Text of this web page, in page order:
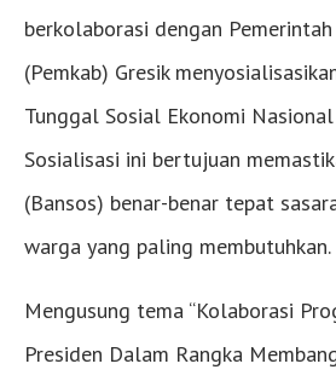
berkolaborasi dengan
(Pemkab) Gresik
Tunggal Sosial Ekonomi Nasional
Sosialisasi ini bertujuan
(Bansos) benar-benar tepat
warga yang paling membutuhkan.
Mengusung tema “Kolaborasi
Presiden Dalam Rangka